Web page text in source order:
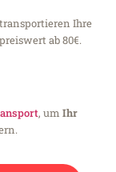
Ihre
ab 80€.
, um Ihr